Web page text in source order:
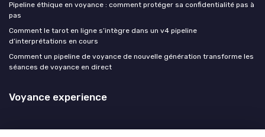
Pipeline éthique en voyance : comment protéger sa confidentialité pas à
pas
Comment le tarot en ligne s’intègre dans un v4 pipeline
d’interprétations en cours
Comment un pipeline de voyance de nouvelle génération transforme les
séances de voyance en direct
Voyance experience